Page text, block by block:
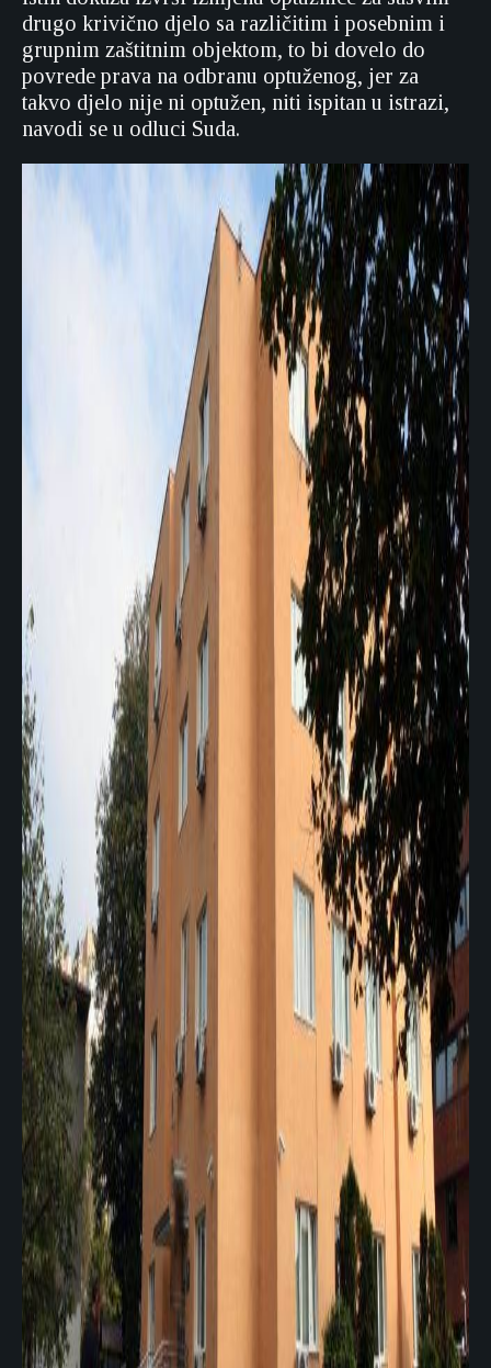
drugo krivično djelo sa različitim i posebnim i
grupnim zaštitnim objektom, to bi dovelo do
povrede prava na odbranu optuženog, jer za
takvo djelo nije ni optužen, niti ispitan u istrazi,
navodi se u odluci Suda.